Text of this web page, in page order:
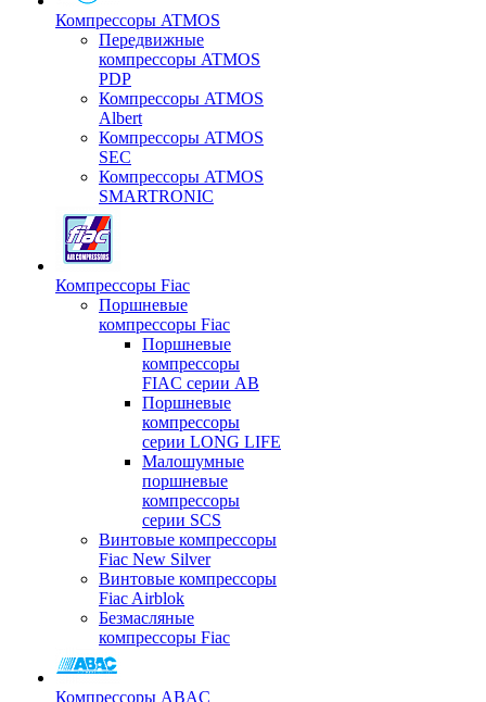
Компрессоры ATMOS
Передвижные
компрессоры ATMOS
PDP
Компрессоры ATMOS
Albert
Компрессоры ATMOS
SEC
Компрессоры ATMOS
SMARTRONIC
Компрессоры Fiac
Поршневые
компрессоры Fiac
Поршневые
компрессоры
FIAC серии AB
Поршневые
компрессоры
серии LONG LIFE
Малошумные
поршневые
компрессоры
серии SCS
Винтовые компрессоры
Fiac New Silver
Винтовые компрессоры
Fiac Airblok
Безмасляные
компрессоры Fiac
Компрессоры ABAC